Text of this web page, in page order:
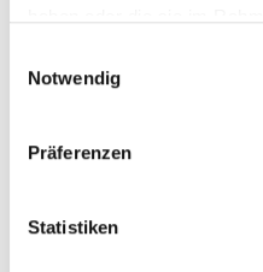
Notwendig
Präferenzen
Statistiken
Termine und Ausflüge
die größere